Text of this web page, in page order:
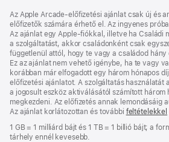
Az Apple Arcade-előfizetési ajánlat csak új és
előfizetők számára érhető el. Az ingyenes
Az ajánlat egy Apple-fiókkal, illetve ha Családi
a szolgáltatást, akkor családonként csak
függetlenül attól, hogy te vagy a családod
Ez az ajánlat nem vehető igénybe, ha te vagy
korábban már elfogadott egy három hónapos
előfizetési ajánlatot. A szolgáltatás használatát
a jogosult eszköz aktiválásától számított három
megkezdeni. Az előfizetés annak lemondásáig
Az ajánlat korlátozottan és további feltételekkel
1 GB = 1 milliárd bájt és 1 TB = 1 billió bájt; a
tárhely ennél kevesebb.